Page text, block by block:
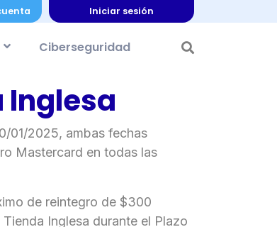
Iniciar sesión
Ciberseguridad
Inglesa
01/2025, ambas fechas
Mastercard en todas las
de reintegro de $300
Inglesa durante el Plazo